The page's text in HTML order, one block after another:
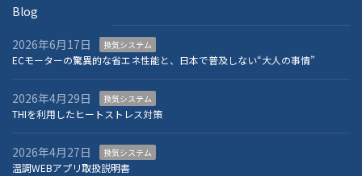
Blog
2026年6月17日 換気システム
ECモーターの驚異的な省エネ性能と、日本で普及しない“大人の事情”
2026年4月29日 換気システム
THIを利用したヒートストレス対策
2026年4月27日 換気システム
温調WEBアプリ取扱説明書